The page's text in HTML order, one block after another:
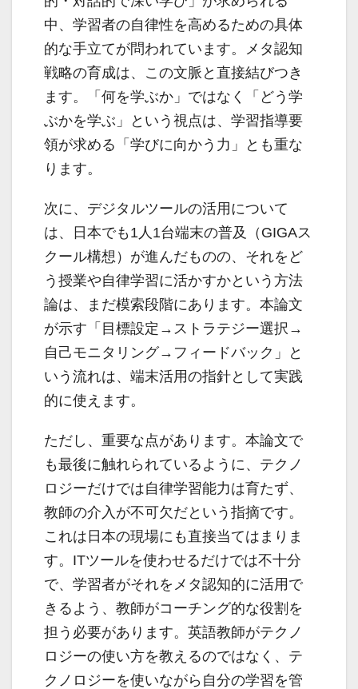
中、学習者の自律性を高めるための具体
的な手立てが問われています。メタ認知
戦略の育成は、この文脈と直接結びつき
ます。「何を学ぶか」ではなく「どう学
ぶかを学ぶ」という視点は、学習指導要
領が求める「学びに向かう力」とも重な
ります。
次に、デジタルツールの活用について
は、日本でも1人1台端末の普及（GIGAス
クール構想）が進んだものの、それをど
う授業や自律学習に活かすかという方法
論は、まだ模索段階にあります。本論文
が示す「目標設定→ストラテジー選択→
自己モニタリング→フィードバック」と
いう流れは、端末活用の指針として実践
的に使えます。
ただし、重要な点があります。本論文で
も最後に触れられているように、テクノ
ロジーだけでは自律学習能力は育たず、
教師の介入が不可欠だという指摘です。
これは日本の現場にも直接当てはまりま
す。ITツールを使わせるだけでは不十分
で、学習者がそれをメタ認知的に活用で
きるよう、教師がコーチング的な役割を
担う必要があります。英語教師がテクノ
ロジーの使い方を教えるのではなく、テ
クノロジーを使いながら自分の学習を管